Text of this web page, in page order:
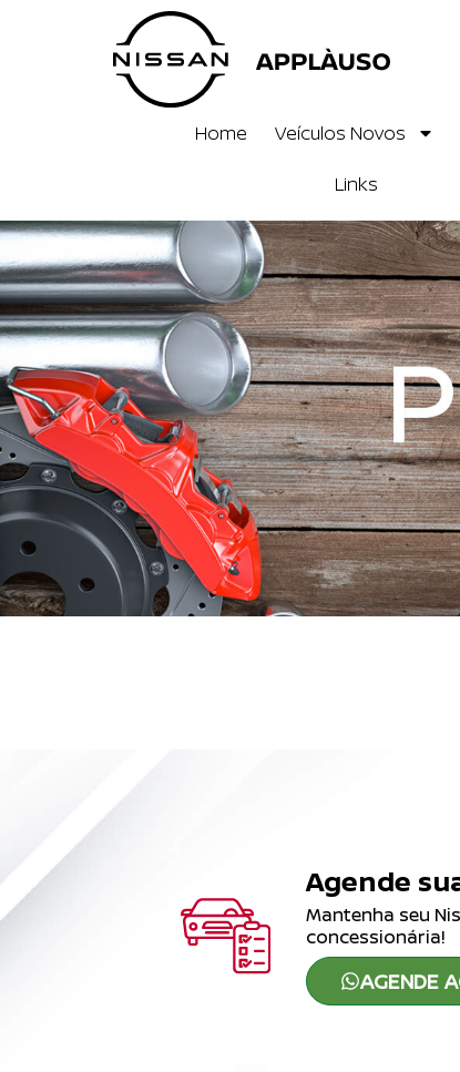
Home Veículos Novos
Links
Agende
Mantenha seu
concessionária!
AGENDE